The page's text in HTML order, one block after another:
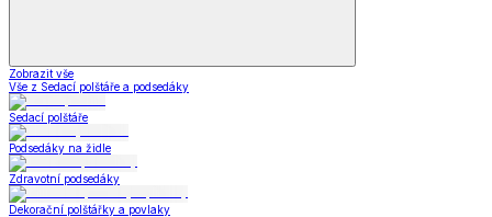
Zobrazit vše
Vše z Sedací polštáře a podsedáky
Sedací polštáře
Podsedáky na židle
Zdravotní podsedáky
Dekorační polštářky a povlaky